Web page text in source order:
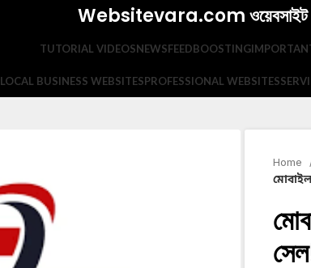
Websitevara.com ওয়েবসাইট
TUTORIAL VIDEOSNEWSFEEDBOOSTING
LOCAL BUSINESS WEBSITESPROFESSIONAL WEBSITES
Home